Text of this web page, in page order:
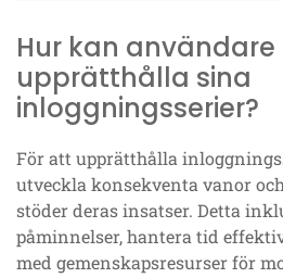
Hur kan
upprätthålla sina
inloggningsserier?
För att upprätthålla
utveckla konsekventa vanor
stöder deras insatser. Detta
påminnelser, hantera tid
med gemenskapsresurser för